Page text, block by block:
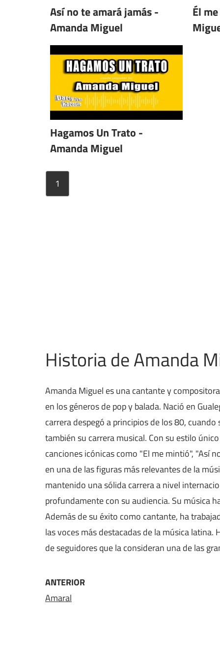
Así no te amará jamás -
Amanda Miguel
Él
Hagamos Un Trato -
Amanda Miguel
1
Historia de Amanda
Amanda Miguel es una cantante y
en los géneros de pop y balada. Nació en
carrera despegó a principios de los 80,
también su carrera musical. Con su estilo
canciones icónicas como "El me mintió", "Así
en una de las figuras más relevantes de la
mantenido una sólida carrera a nivel
profundamente con su audiencia. Su música
Además de su éxito como cantante, ha
las voces más destacadas de la música
de seguidores que la consideran una de las
ANTERIOR
Amaral